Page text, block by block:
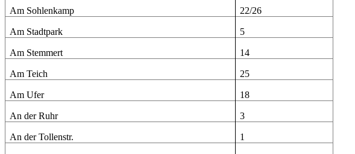
Am Sohlenkamp 22/26
Am Stadtpark 5
Am Stemmert 14
Am Teich 25
Am Ufer 18
An der Ruhr 3
An der Tollenstr. 1